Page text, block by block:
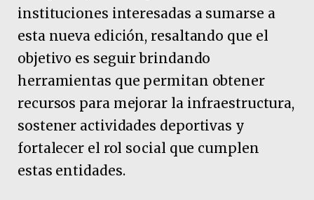
instituciones interesadas a sumarse a
esta nueva edición, resaltando que el
objetivo es seguir brindando
herramientas que permitan obtener
recursos para mejorar la infraestructura,
sostener actividades deportivas y
fortalecer el rol social que cumplen
estas entidades.